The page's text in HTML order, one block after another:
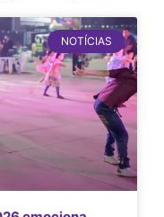
NOTÍCIAS